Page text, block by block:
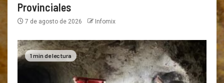
Provinciales
7 de agosto de 2026 Infomix
1 min de lectura